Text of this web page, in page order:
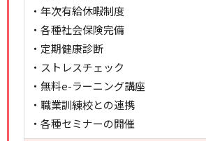
・年次有給休暇制度
・各種社会保険完備
・定期健康診断
・ストレスチェック
・無料e-ラーニング講座
・職業訓練校との連携
・各種セミナーの開催